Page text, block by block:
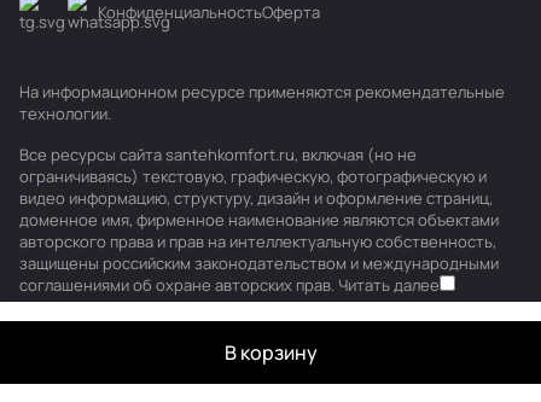
В корзину
КонфиденциальностьОферта
На информационном ресурсе применяются рекомендательные
технологии.
Все ресурсы сайта santehkomfort.ru, включая (но не
ограничиваясь) текстовую, графическую, фотографическую и
видео информацию, структуру, дизайн и оформление страниц,
доменное имя, фирменное наименование являются объектами
авторского права и прав на интеллектуальную собственность,
защищены российским законодательством и международными
соглашениями об охране авторских прав. Читать далее